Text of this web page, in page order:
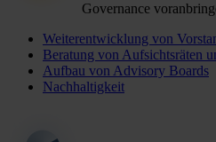
Governance
Weiterentwicklung von
Beratung von Aufsichtsräten
Aufbau von Advisory Boards
Nachhaltigkeit